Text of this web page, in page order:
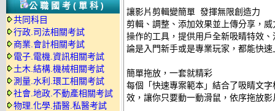
公職國考(單科)
共同科目
行政.司法相關考試
商業.會計相關考試
電子.電機.資訊相關考試
土木.結構.機械相關考試
測量.水利.環工相關考試
社會.地政.不動產相關考試
物理.化學.插醫.私醫考試
讓影片剪輯變簡單 發揮無限創造力
剪輯、調整、添加效果並上傳分享，
操作的工具，提供用戶全新吸睛特效
論是入門新手或是專業玩家，都能快
簡單拖放，一套就精彩
每個「快速專案範本」結合了吸睛文
效，讓你只要動一動滑鼠，依序拖放